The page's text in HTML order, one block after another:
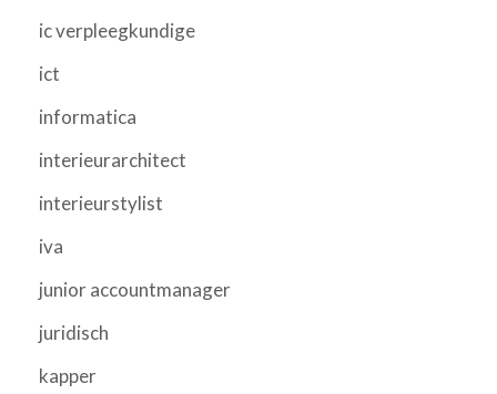
ic verpleegkundige
ict
informatica
interieurarchitect
interieurstylist
iva
junior accountmanager
juridisch
kapper